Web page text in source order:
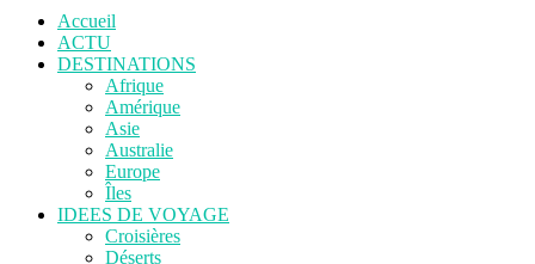
Accueil
ACTU
DESTINATIONS
Afrique
Amérique
Asie
Australie
Europe
Îles
IDEES DE VOYAGE
Croisières
Déserts